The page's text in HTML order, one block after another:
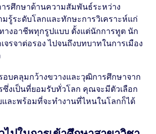
ารศึกษาด้านความสัมพันธ์ระหว่าง
มรู้ระดับโลกและทักษะการวิเคราะห์แก่
างอาชีพทุกรูปแบบ ตั้งแต่นักการทูต นัก
จรจาต่อรอง ไปจนถึงบทบาทในการเมือง
บคลุมกว้างขวางและวุฒิการศึกษาจาก
งเป็นที่ยอมรับทั่วโลก คุณจะมีตัวเลือก
ละพร้อมที่จะทำงานที่ไหนในโลกก็ได้